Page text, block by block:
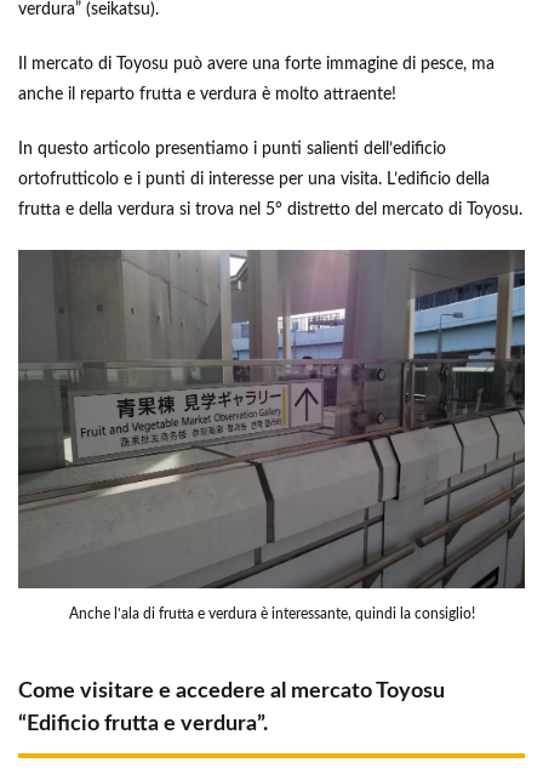
verdura” (seikatsu).
Il mercato di Toyosu può avere una forte immagine di pesce, ma
anche il reparto frutta e verdura è molto attraente!
In questo articolo presentiamo i punti salienti dell’edificio
ortofrutticolo e i punti di interesse per una visita. L’edificio della
frutta e della verdura si trova nel 5° distretto del mercato di Toyosu.
Anche l’ala di frutta e verdura è interessante, quindi la consiglio!
Come visitare e accedere al mercato Toyosu
“Edificio frutta e verdura”.